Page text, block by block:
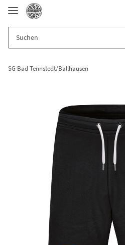
SG Bad Tennstedt/Ballhausen